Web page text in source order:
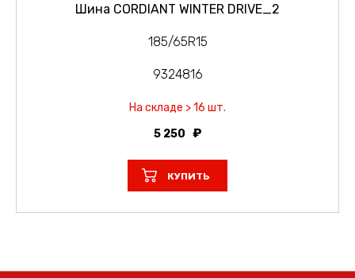
Шина CORDIANT WINTER DRIVE_2
185/65R15
9324816
На складе > 16 шт.
5 250
КУПИТЬ